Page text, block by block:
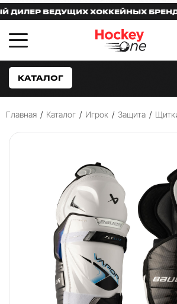
ВЕДУЩИХ ХОККЕЙНЫХ БРЕНДОВ:
КАТАЛОГ
Главная / Каталог / Игрок / Защита /